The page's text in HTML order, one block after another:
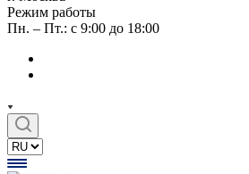
Режим работы
Пн. – Пт.: с 9:00 до 18:00